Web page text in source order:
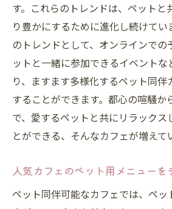
す。これらのトレンドは、ペットと
り豊かにするために進化し続けてい
のトレンドとして、オンラインでの
ットと一緒に参加できるイベント
り、ますます多様化するペット同
することができます。都心の喧騒か
で、愛するペットと共にリラックス
とができる、そんなカフェが増えて
人気カフェのペット用メニューを
ペット同伴可能なカフェでは、ペッ